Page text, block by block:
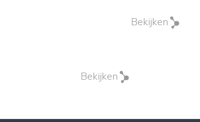
Bekijken
Bekijken